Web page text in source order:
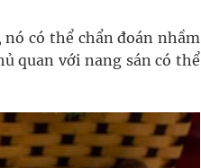
nó có thể chẩn đoán nhầm
quan với nang sán có thể